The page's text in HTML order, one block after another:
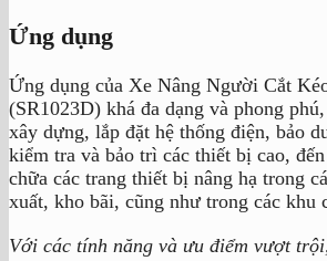
Ứng dụng
Ứng dụng của Xe Nâng Người Cắt
(SR1023D) khá đa dạng và phong
xây dựng, lắp đặt hệ thống điện, bảo
kiểm tra và bảo trì các thiết bị cao,
chữa các trang thiết bị nâng hạ trong
xuất, kho bãi, cũng như trong các khu
Với các tính năng và ưu điểm vượt